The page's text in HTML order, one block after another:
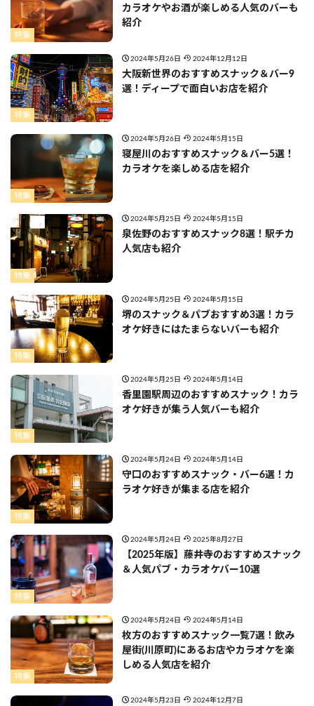
特集
カラオケやお酒が楽しめる人気のバーも
紹介
特集
2024年5月26日 2024年12月12日
大阪新世界のおすすめスナック＆バー9
選！ディープで面白いお店を紹介
特集
2024年5月26日 2024年5月15日
寝屋川のおすすめスナック＆バー5選！
カラオケを楽しめる店を紹介
特集
2024年5月25日 2024年5月15日
泉佐野のおすすめスナック8選！駅チカ
人気店も紹介
特集
2024年5月25日 2024年5月15日
堺のスナック＆パブおすすめ3選！カラ
オケ好きにはたまらないバーも紹介
特集
2024年5月25日 2024年5月14日
香里園駅周辺のおすすめスナック！カラ
オケ好きが集う人気バーも紹介
特集
2024年5月24日 2024年5月14日
守口のおすすめスナック・バー6選！カ
ラオケ好きが集まる店を紹介
特集
2024年5月24日 2025年8月27日
【2025年版】藤井寺のおすすめスナック
＆人気パブ・カラオケバー10選
特集
2024年5月24日 2024年5月14日
枚方のおすすめスナック一覧7選！飲み
屋街(川原町)にあるお店やカラオケを楽
しめる人気店を紹介
2024年5月23日 2024年12月7日